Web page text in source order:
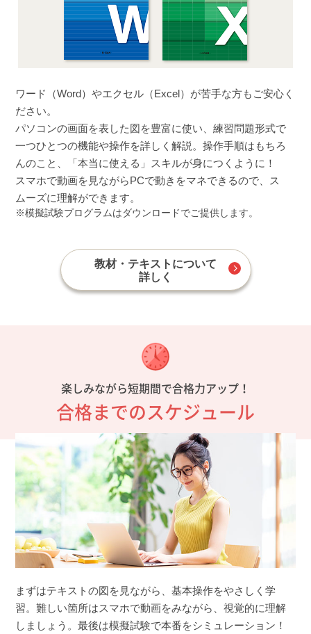
ワード（Word）やエクセル（Excel）が苦手な方もご安心く
ださい。
パソコンの画面を表した図を豊富に使い、練習問題形式で
一つひとつの機能や操作を詳しく解説。操作手順はもちろ
んのこと、「本当に使える」スキルが身につくように！
スマホで動画を見ながらPCで動きをマネできるので、ス
ムーズに理解ができます。
模擬試験プログラムはダウンロードでご提供します。
教材・テキストについて
詳しく
楽しみながら短期間で合格力アップ！
合格までのスケジュール
まずはテキストの図を見ながら、基本操作をやさしく学
習。難しい箇所はスマホで動画をみながら、視覚的に理解
しましょう。最後は模擬試験で本番をシミュレーション！